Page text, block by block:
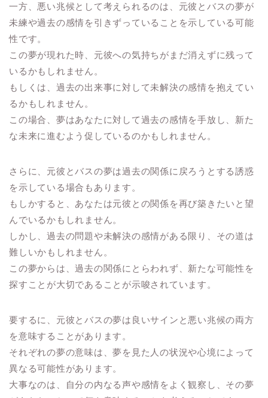
一方、悪い兆候として考えられるのは、元彼とバスの夢が
未練や過去の感情を引きずっていることを示している可能
性です。
この夢が現れた時、元彼への気持ちがまだ消えずに残って
いるかもしれません。
もしくは、過去の出来事に対して未解決の感情を抱えてい
るかもしれません。
この場合、夢はあなたに対して過去の感情を手放し、新た
な未来に進むよう促しているのかもしれません。
さらに、元彼とバスの夢は過去の関係に戻ろうとする誘惑
を示している場合もあります。
もしかすると、あなたは元彼との関係を再び築きたいと望
んでいるかもしれません。
しかし、過去の問題や未解決の感情がある限り、その道は
難しいかもしれません。
この夢からは、過去の関係にとらわれず、新たな可能性を
探すことが大切であることが示唆されています。
要するに、元彼とバスの夢は良いサインと悪い兆候の両方
を意味することがあります。
それぞれの夢の意味は、夢を見た人の状況や心境によって
異なる可能性があります。
大事なのは、自分の内なる声や感情をよく観察し、その夢